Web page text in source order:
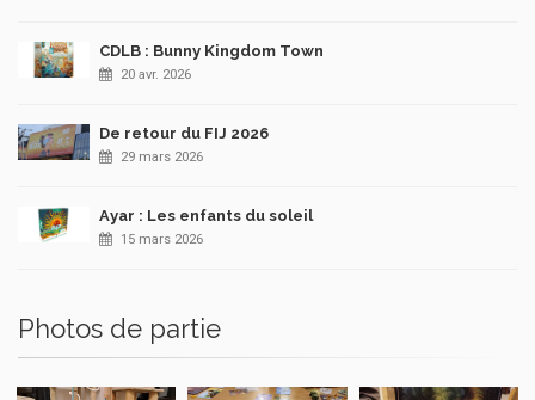
CDLB : Bunny Kingdom Town
20 avr. 2026
De retour du FIJ 2026
29 mars 2026
Ayar : Les enfants du soleil
15 mars 2026
Photos de partie